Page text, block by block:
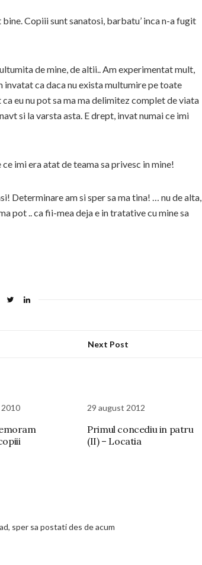
Copiii sunt sanatosi, barbatu’ inca n-a fugit
de mine, de altii.. Am experimentat mult,
ca daca nu exista multumire pe toate
eu nu pot sa ma ma delimitez complet de viata
si la varsta asta. E drept, invat numai ce imi
imi era atat de teama sa privesc in mine!
Determinare am si sper sa ma tina! … nu de alta,
pot .. ca fii-mea deja e in tratative cu mine sa
Next Post
29 august 2012
Primul concediu in patru
(II) – Locatia
sper sa postati des de acum